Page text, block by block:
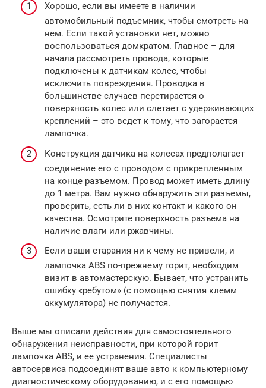
Хорошо, если вы имеете в наличии
автомобильный подъемник, чтобы смотреть на
нем. Если такой установки нет, можно
воспользоваться домкратом. Главное – для
начала рассмотреть провода, которые
подключены к датчикам колес, чтобы
исключить повреждения. Проводка в
большинстве случаев перетирается о
поверхность колес или слетает с удерживающих
креплений – это ведет к тому, что загорается
лампочка.
Конструкция датчика на колесах предполагает
соединение его с проводом с прикрепленным
на конце разъемом. Провод может иметь длину
до 1 метра. Вам нужно обнаружить эти разъемы,
проверить, есть ли в них контакт и какого он
качества. Осмотрите поверхность разъема на
наличие влаги или ржавчины.
Если ваши старания ни к чему не привели, и
лампочка ABS по-прежнему горит, необходим
визит в автомастерскую. Бывает, что устранить
ошибку «ребутом» (с помощью снятия клемм
аккумулятора) не получается.
Выше мы описали действия для самостоятельного
обнаружения неисправности, при которой горит
лампочка ABS, и ее устранения. Специалисты
автосервиса подсоединят ваше авто к компьютерному
диагностическому оборудованию, и с его помощью